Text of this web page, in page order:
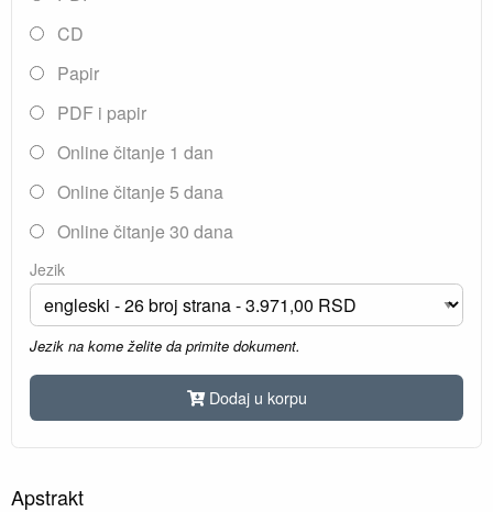
CD
Papir
PDF i papir
Online čitanje 1 dan
Online čitanje 5 dana
Online čitanje 30 dana
Jezik
Jezik na kome želite da primite dokument.
Dodaj u korpu
Apstrakt